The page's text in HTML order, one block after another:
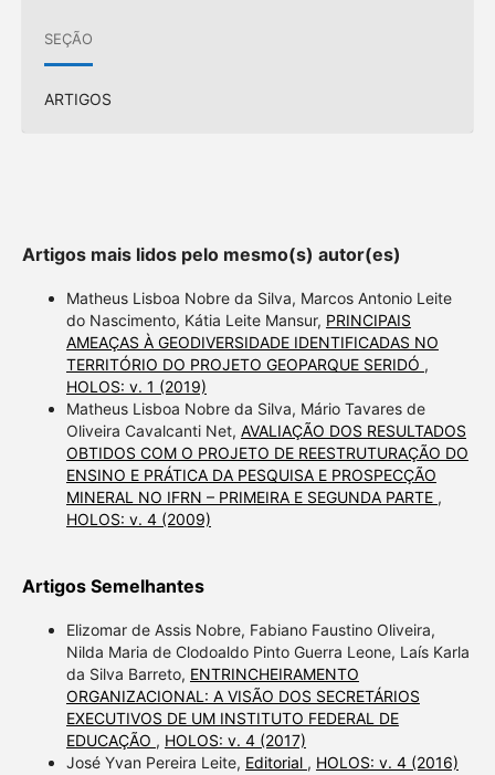
SEÇÃO
ARTIGOS
Artigos mais lidos pelo mesmo(s) autor(es)
Matheus Lisboa Nobre da Silva, Marcos Antonio Leite
do Nascimento, Kátia Leite Mansur, PRINCIPAIS
AMEAÇAS À GEODIVERSIDADE IDENTIFICADAS NO
TERRITÓRIO DO PROJETO GEOPARQUE SERIDÓ ,
HOLOS: v. 1 (2019)
Matheus Lisboa Nobre da Silva, Mário Tavares de
Oliveira Cavalcanti Net, AVALIAÇÃO DOS RESULTADOS
OBTIDOS COM O PROJETO DE REESTRUTURAÇÃO DO
ENSINO E PRÁTICA DA PESQUISA E PROSPECÇÃO
MINERAL NO IFRN – PRIMEIRA E SEGUNDA PARTE ,
HOLOS: v. 4 (2009)
Artigos Semelhantes
Elizomar de Assis Nobre, Fabiano Faustino Oliveira,
Nilda Maria de Clodoaldo Pinto Guerra Leone, Laís Karla
da Silva Barreto, ENTRINCHEIRAMENTO
ORGANIZACIONAL: A VISÃO DOS SECRETÁRIOS
EXECUTIVOS DE UM INSTITUTO FEDERAL DE
EDUCAÇÃO , HOLOS: v. 4 (2017)
José Yvan Pereira Leite, Editorial , HOLOS: v. 4 (2016)